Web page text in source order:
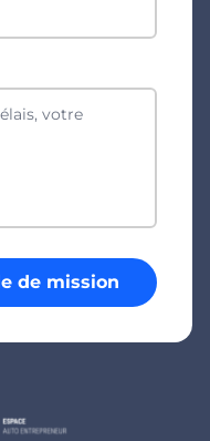
de mission